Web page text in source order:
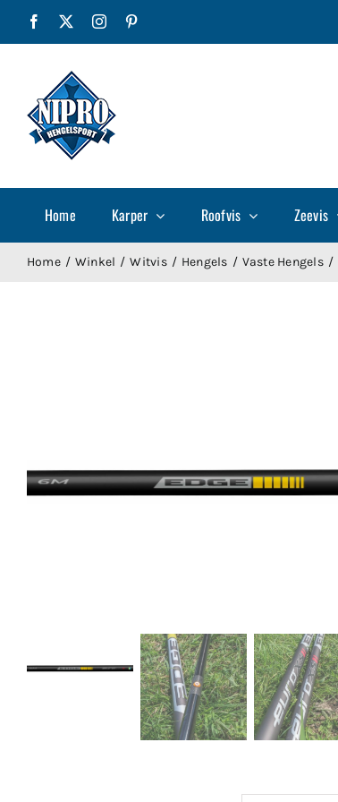
Facebook Instagram
Home Karper Roofvis Zeevis
Home Winkel Witvis Hengels Vaste Hengels